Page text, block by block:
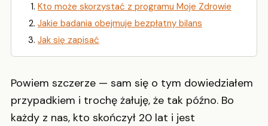
Kto może skorzystać z programu Moje Zdrowie
Jakie badania obejmuje bezpłatny bilans
Jak się zapisać
Powiem szczerze — sam się o tym dowiedziałem
przypadkiem i trochę żałuję, że tak późno. Bo
każdy z nas, kto skończył 20 lat i jest